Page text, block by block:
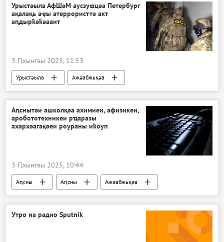
Урыстәыла АфШәМ аусзуҩцәа Петербург
ақалақь аҿы атеррористтә акт
аԥдырҟәҟәааит
3 Ԥхынгәы 2025, 11:53
Урыстәыла Ажәабжьқәа
Аԥснытәи ашколқәа ахимиеи, афизикеи,
аробототехникеи рҵаразы
ахархәагақәеи роураны иҟоуп
3 Ԥхынгәы 2025, 10:44
Аԥсны Аԥсны Ажәабжьқәа
Утро на радио Sputnik